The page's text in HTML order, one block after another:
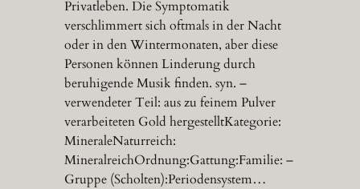
Privatleben. Die Symptomatik
verschlimmert sich oftmals in der Nacht
oder in den Wintermonaten, aber diese
Personen können Linderung durch
beruhigende Musik finden. syn. –
verwendeter Teil: aus zu feinem Pulver
verarbeiteten Gold hergestelltKategorie:
MineraleNaturreich:
MineralreichOrdnung:Gattung:Familie: –
Gruppe (Scholten):Periodensystem…